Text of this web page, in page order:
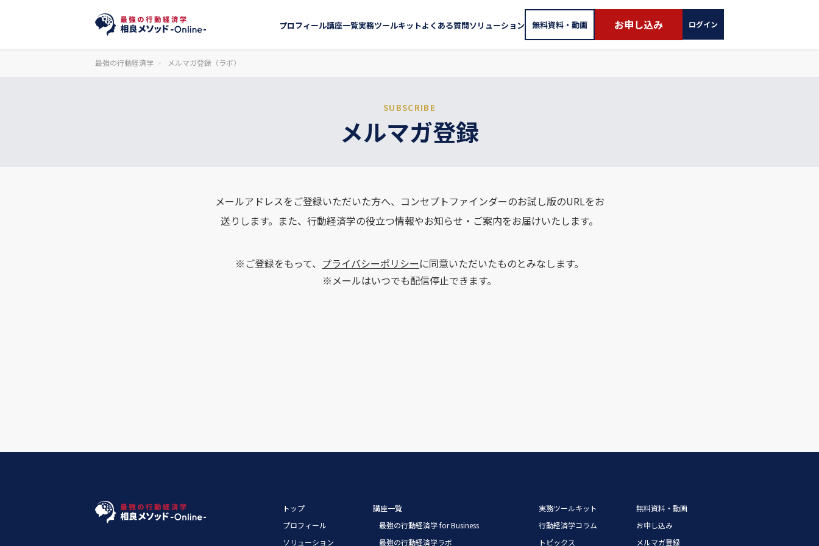
プロフィール講座一覧実務ツールキットよくある質問ソリューション 無料資料・動画 お申し込み ログイン
最強の行動経済学 メルマガ登録（ラボ）
SUBSCRIBE
メルマガ登録
メールアドレスをご登録いただいた方へ、コンセプトファインダーのお試し版のURLをお
送りします。また、行動経済学の役立つ情報やお知らせ・ご案内をお届けいたします。
※ご登録をもって、 プライバシーポリシーに同意いただいたものとみなします。
※メールはいつでも配信停止できます。
トップ
プロフィール
ソリューション
講座一覧
最強の行動経済学 for Business
最強の行動経済学ラボ
実務ツールキット
行動経済学コラム
トピックス
無料資料・動画
お申し込み
メルマガ登録